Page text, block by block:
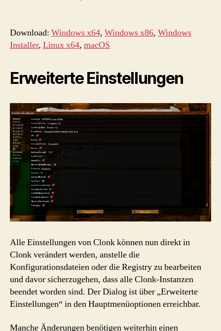
[359]
Download: Windows x64, Windows x86, Windows
Installer, Linux x64, macOS
Erweiterte Einstellungen
Alle Einstellungen von Clonk können nun direkt in
Clonk verändert werden, anstelle die
Konfigurationsdateien oder die Registry zu bearbeiten
und davor sicherzugehen, dass alle Clonk-Instanzen
beendet worden sind. Der Dialog ist über „Erweiterte
Einstellungen“ in den Hauptmenüoptionen erreichbar.
Manche Änderungen benötigen weiterhin einen